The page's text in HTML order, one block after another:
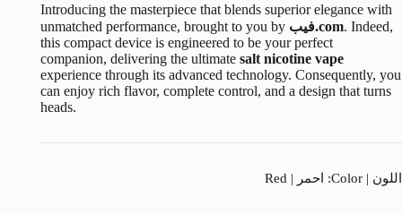
Introducing the masterpiece that blends superior elegance with
unmatched performance, brought to you by
فيب.com. Indeed,
this compact device is engineered to be your perfect
companion, delivering the ultimate salt nicotine vape
experience through its advanced technology. Consequently, you
can enjoy rich flavor, complete control, and a design that turns
heads.
اللون | Color : احمر | Red